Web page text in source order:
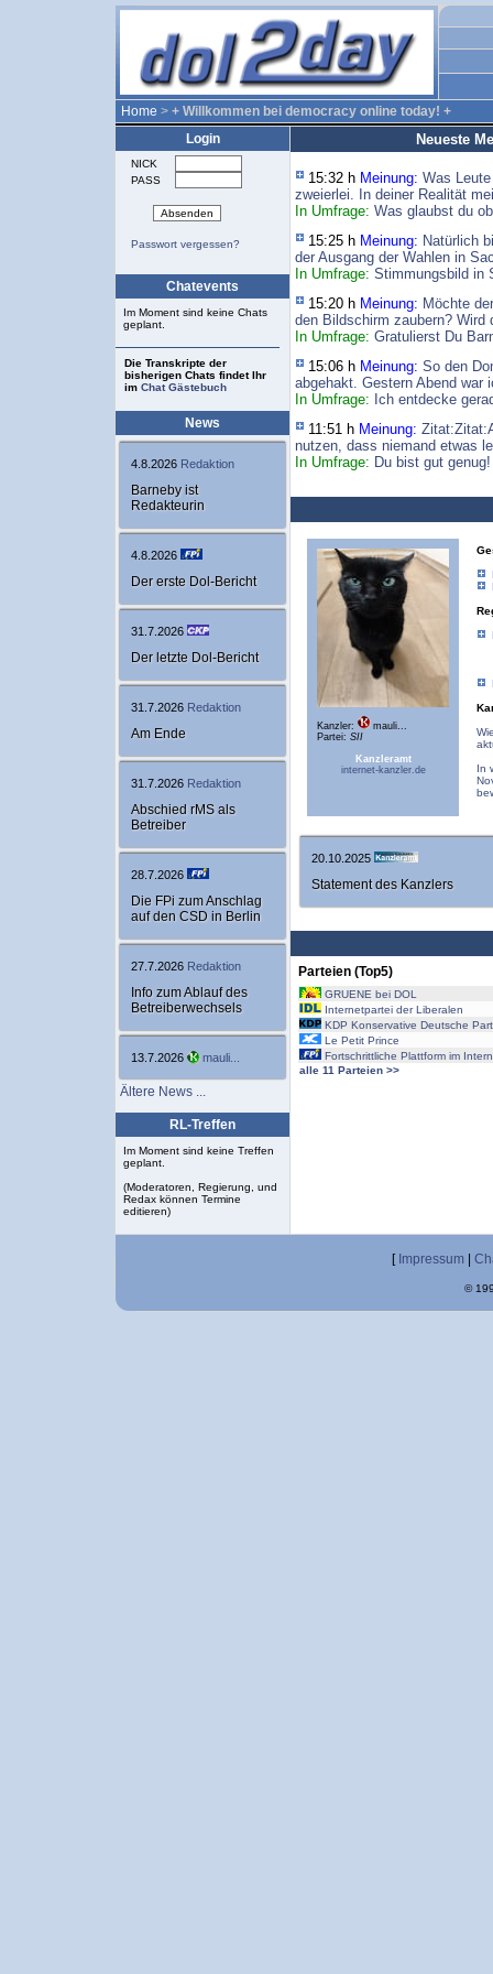
Home > + Willkommen bei democracy online today! +
Login
NICK
PASS
Passwort vergessen?
Chatevents
Im Moment sind keine Chats
geplant.
Die Transkripte der
bisherigen Chats findet Ihr
im Chat Gästebuch
News
4.8.2026 Redaktion
Barneby ist
Redakteurin
4.8.2026
Der erste Dol-Bericht
31.7.2026
Der letzte Dol-Bericht
31.7.2026 Redaktion
Am Ende
31.7.2026 Redaktion
Abschied rMS als
Betreiber
28.7.2026
Die FPi zum Anschlag
auf den CSD in Berlin
27.7.2026 Redaktion
Info zum Ablauf des
Betreiberwechsels
13.7.2026 mauli...
Ältere News ...
RL-Treffen
Im Moment sind keine Treffen
geplant.
(Moderatoren, Regierung, und
Redax können Termine
editieren)
Neueste
15:32 h Meinung: Was
zweierlei. In deiner Realität
In Umfrage: Was glaubst du
15:25 h Meinung: Natürlich
der Ausgang der Wahlen in
In Umfrage: Stimmungsbild in
15:20 h Meinung: Möchte
den Bildschirm zaubern? Wird
In Umfrage: Gratulierst Du
15:06 h Meinung: So den
abgehakt. Gestern Abend war
In Umfrage: Ich entdecke
11:51 h Meinung:
nutzen, dass niemand etwas
In Umfrage: Du bist gut
Kanzler:
mauli...
Partei: SII
Kanzleramt
internet-kanzler.de
In
20.10.2025
Statement des Kanzlers
Parteien (Top5)
GRUENE bei DOL
Internetpartei der Liberalen
KDP Konservative Deutsche
Le Petit Prince
Fortschrittliche Plattform im
alle 11 Parteien >>
[ Impressum
©